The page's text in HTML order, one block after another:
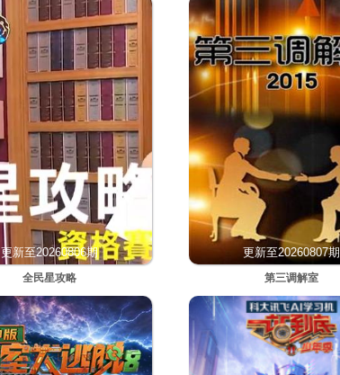
更新至20260806期
全民星攻略
更新至20260807期
第三调解室